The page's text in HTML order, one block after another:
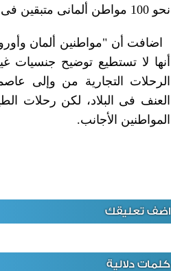
نحو 100 مواطن ألمانى متبقين فى جنوب السودان بسلام.
اضافت أن "مواطنين ألمان
أنها لا تستطيع توضيح جنسيات
الرحلات التجارية من وإلى
العنف فى البلاد، لكن رحلات
المواطنين الأجانب.
اضف تعليقك
كلمات دلالية